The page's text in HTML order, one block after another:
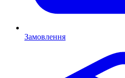
Замовлення